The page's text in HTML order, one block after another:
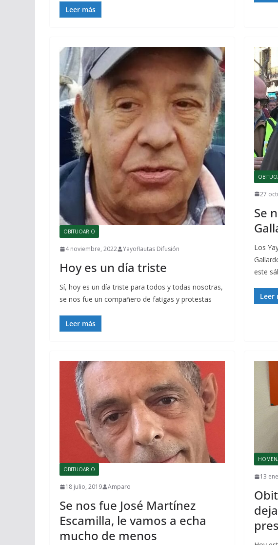
Leer más
OBITUOARIO
4 noviembre, 2022 Yayoflautas Difusión
Hoy es un día triste
Sí, hoy es un día triste para todos y todas nosotras,
se nos fue un compañero de fatigas y protestas
Leer más
27
Se
Los
este
Leer
OBITUOARIO
18 julio, 2019 Amparo
Se nos fue José Martínez
Escamilla, le vamos a echa
mucho de menos
13